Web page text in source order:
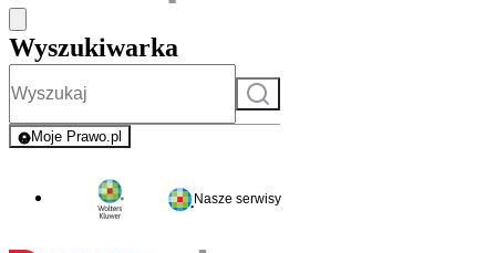
Wyszukiwarka
Szukaj
Moje Prawo.pl
- rejestracja i logowanie do serwisu
Nasze serwisy